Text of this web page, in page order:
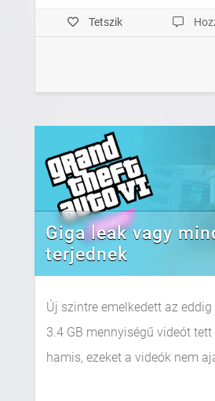
Tetszik
Giga leak vagy
terjednek
Új szintre emelkedett az
3.4 GB mennyiségű videót
hamis, ezeket a videók nem